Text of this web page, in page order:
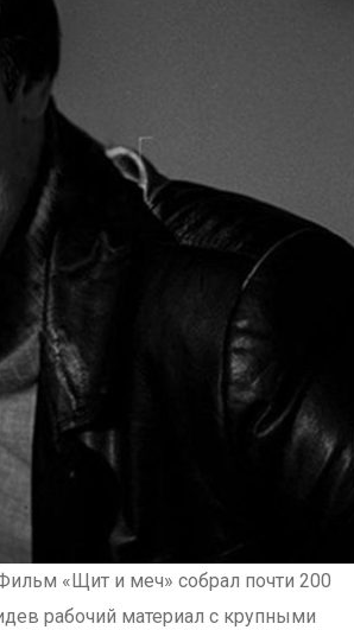
«Щит и меч» собрал почти 200
рабочий материал с крупными